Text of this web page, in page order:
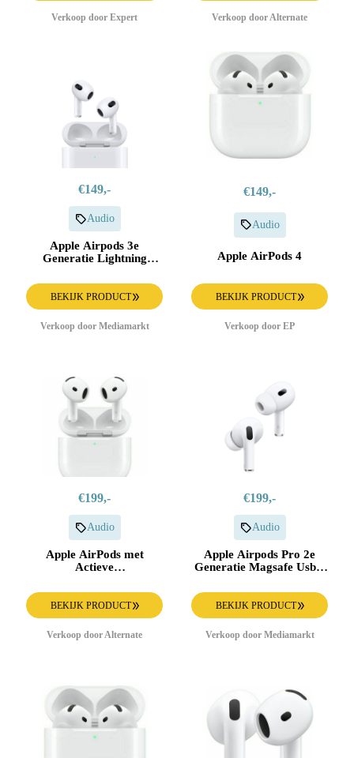
Verkoop door Expert Verkoop door Alternate
€149,-
Audio
Apple Airpods 3e
Generatie Lightning
BEKIJK PRODUCT
Verkoop door Mediamarkt
€149,-
Audio
Apple AirPods 4
BEKIJK PRODUCT
Verkoop door EP
€199,-
Audio
Apple AirPods met
Actieve
generatie) hoofdtelefoon
BEKIJK PRODUCT
Verkoop door Alternate
€199,-
Audio
Apple Airpods Pro 2e
Generatie Magsafe Usb-c
Oordopjes Met Noise-
cancelling Wit
BEKIJK PRODUCT
Verkoop door Mediamarkt